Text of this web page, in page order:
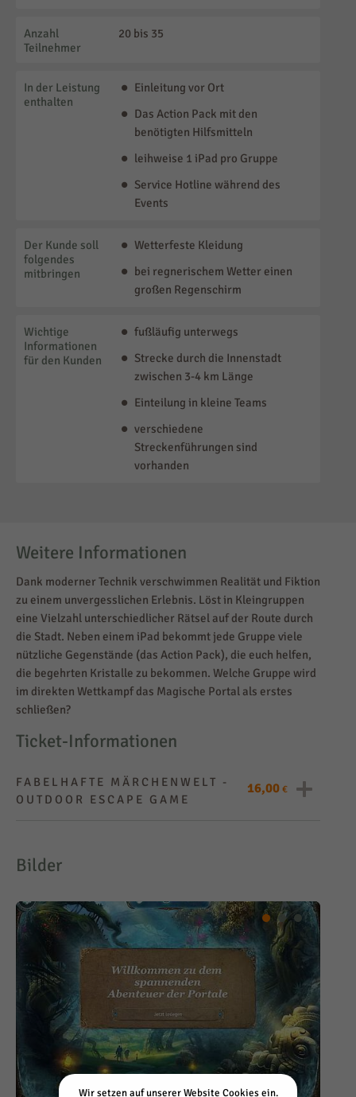
Wir setzen auf unserer Website Cookies ein.
Dauer 2.5 Std.
Teilnehmer
Einleitung vor Ort
Das Action Pack mit den
leihweise 1 iPad pro Gruppe
Events
Der Kunde soll
Wetterfeste Kleidung
großen Regenschirm
fußläufig unterwegs
Strecke durch die Innenstadt
Einteilung in kleine Teams
verschiedene
Weitere Informationen
Dank moderner Technik verschwimmen Realität und Fiktion
zu einem unvergesslichen Erlebnis. Löst in Kleingruppen
eine Vielzahl unterschiedlicher Rätsel auf der Route durch
die Stadt. Neben einem iPad bekommt jede Gruppe viele
nützliche Gegenstände (das Action Pack), die euch helfen,
die begehrten Kristalle zu bekommen. Welche Gruppe wird
im direkten Wettkampf das Magische Portal als erstes
schließen?
Ticket-Informationen
Anzahl
Teilnehmer
min. 20 max. 35
2,5 Std.
Treff vor Beginn
10 Min.
ANGEBOT ANFRAGEN
Bilder